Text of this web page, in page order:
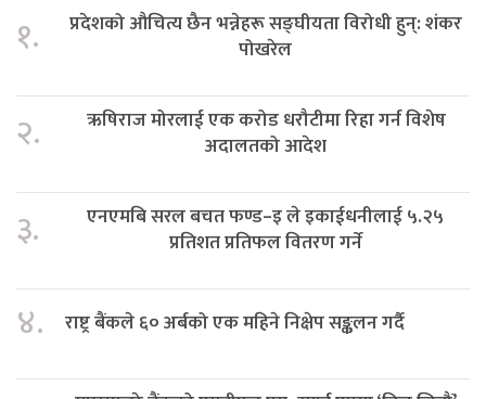
१.
प्रदेशको औचित्य छैन भन्नेहरू सङ्घीयता विरोधी हुन्: शंकर
पोखरेल
२.
ऋषिराज मोरलाई एक करोड धरौटीमा रिहा गर्न विशेष
अदालतको आदेश
३.
एनएमबि सरल बचत फण्ड–इ ले इकाईधनीलाई ५.२५
प्रतिशत प्रतिफल वितरण गर्ने
४. राष्ट्र बैंकले ६० अर्बको एक महिने निक्षेप सङ्कलन गर्दै